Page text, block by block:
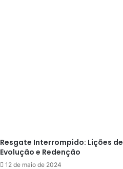
Resgate Interrompido: Lições de
Evolução e Redenção
12 de maio de 2024